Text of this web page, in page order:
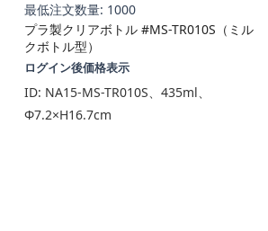
最低注文数量: 1000
プラ製クリアボトル #MS-TR010S（ミル
クボトル型）
ログイン後価格表示
ID: NA15-MS-TR010S、435ml、
Φ7.2×H16.7cm